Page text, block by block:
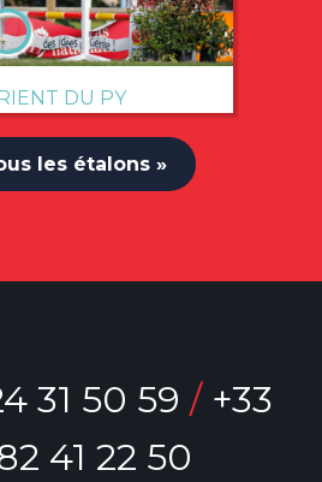
DU PY
les étalons »
31 50 59 / +33
41 22 50